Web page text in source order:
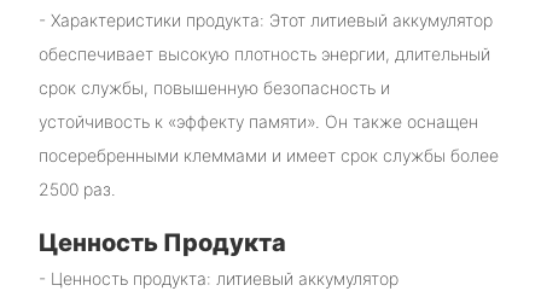
- Характеристики продукта: Этот литиевый аккумулятор
обеспечивает высокую плотность энергии, длительный
срок службы, повышенную безопасность и
устойчивость к «эффекту памяти». Он также оснащен
посеребренными клеммами и имеет срок службы более
2500 раз.
Ценность Продукта
- Ценность продукта: литиевый аккумулятор